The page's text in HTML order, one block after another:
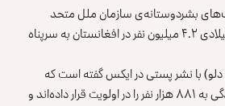
بشردوستانه‌ی سازمان ملل متحد
می‌گوید که در سال ۲۰۲۶ میلادی ۴.۲ میلیون نفر در افغانستان به سرپناه
این نهاد امروز (یک‌شنبه، ۱۹ دلو) با نشر پستی در ایکس گفته است که
نهادهای بشردوستانه رسیدگی به ۸۸۱ هزار نفر را در اولویت قرار داده‌اند و